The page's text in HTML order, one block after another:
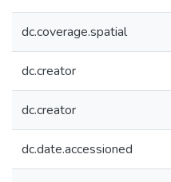
dc.coverage.spatial
dc.creator
dc.creator
dc.date.accessioned